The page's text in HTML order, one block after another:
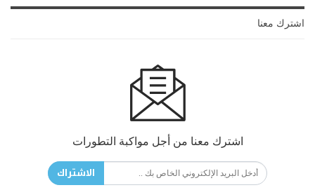
اشترك معنا
اشترك معنا من أجل مواكبة التطورات
الاشتراك